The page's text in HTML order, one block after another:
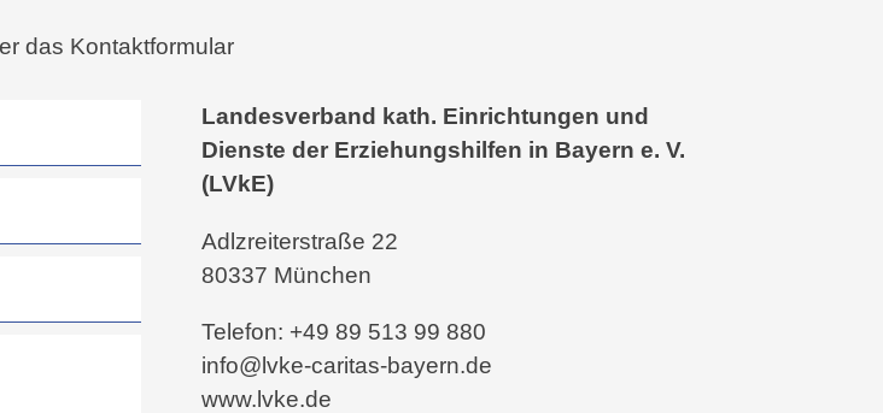
das Kontaktformular
Landesverband kath. Einrichtungen und
Dienste der Erziehungshilfen in Bayern e. V.
(LVkE)
Adlzreiterstraße 22
80337 München
Telefon: +49 89 513 99 880
info@lvke-caritas-bayern.de
www.lvke.de